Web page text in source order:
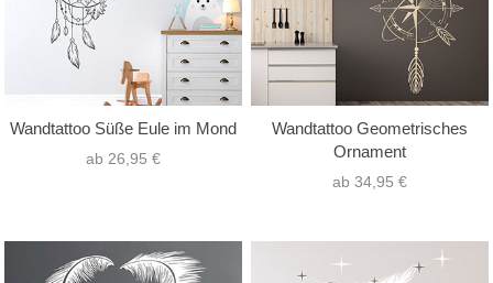
Wandtattoo Süße Eule im Mond
ab 26,95 €
Wandtattoo Geometrisches
Ornament
ab 34,95 €